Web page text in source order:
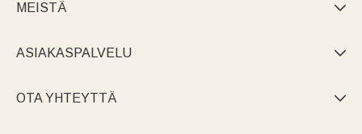
MEISTÄ 
ASIAKASPALVELU 
OTA YHTEYTTÄ 